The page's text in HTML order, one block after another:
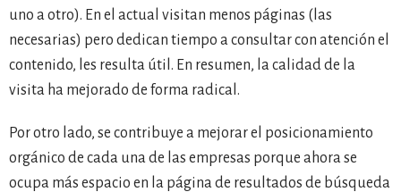
uno a otro). En el actual visitan menos páginas (las
necesarias) pero dedican tiempo a consultar con atención el
contenido, les resulta útil. En resumen, la calidad de la
visita ha mejorado de forma radical.
Por otro lado, se contribuye a mejorar el posicionamiento
orgánico de cada una de las empresas porque ahora se
ocupa más espacio en la página de resultados de búsqueda